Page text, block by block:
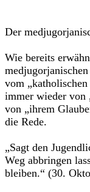
Der
Wie bereits
vom „katholischen
immer wieder von
von „ihrem
die Rede.
„Sagt den
Weg abbringen
bleiben.“ (30.